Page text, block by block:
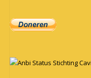
Anbi Status Stichting